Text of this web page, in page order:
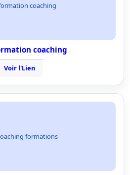
coaching
coaching
Voir l'Lien
formations